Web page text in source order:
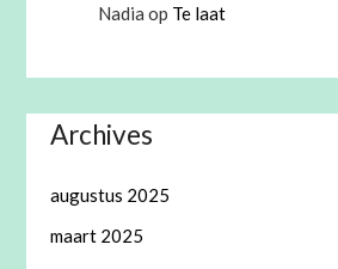
Nadia op Te laat
Archives
augustus 2025
maart 2025